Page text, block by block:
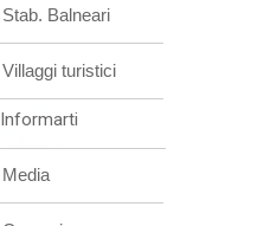
Stab. Balneari
Villaggi turistici
Informarti
Media